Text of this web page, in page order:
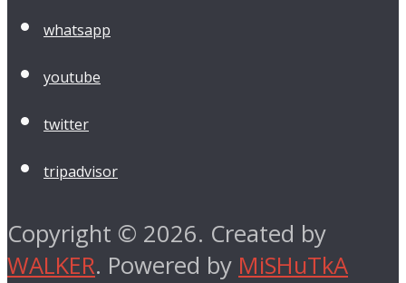
whatsapp
youtube
twitter
tripadvisor
Copyright © 2026. Created by
WALKER. Powered by MiSHuTkA